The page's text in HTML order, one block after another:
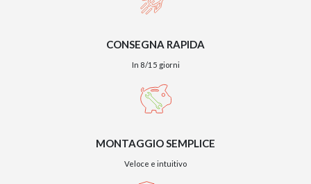
CONSEGNA RAPIDA
In 8/15 giorni
MONTAGGIO SEMPLICE
Veloce e intuitivo